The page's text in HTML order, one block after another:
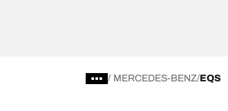
/ MERCEDES-BENZ EQS